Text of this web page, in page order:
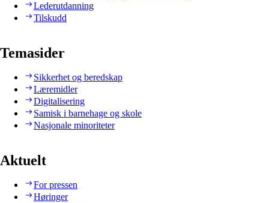
Lederutdanning
Tilskudd
Temasider
Sikkerhet og beredskap
Læremidler
Digitalisering
Samisk i barnehage og skole
Nasjonale minoriteter
Aktuelt
For pressen
Høringer